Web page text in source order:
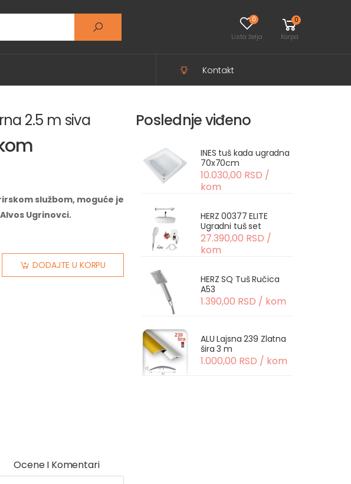
0
Lista želja
0
Korpa
Kontakt
2.5 m siva
službom, moguće je
Ugrinovci.
DODAJTE U KORPU
Ocene I Komentari
Poslednje viđeno
INES tuš kada ugradna
70x70cm
10.030,00 RSD /
kom
HERZ 00377 ELITE
Ugradni tuš set
27.390,00 RSD /
kom
HERZ SQ Tuš Ručica
A53
1.390,00 RSD / kom
ALU Lajsna 239 Zlatna
šira 3 m
1.000,00 RSD / kom